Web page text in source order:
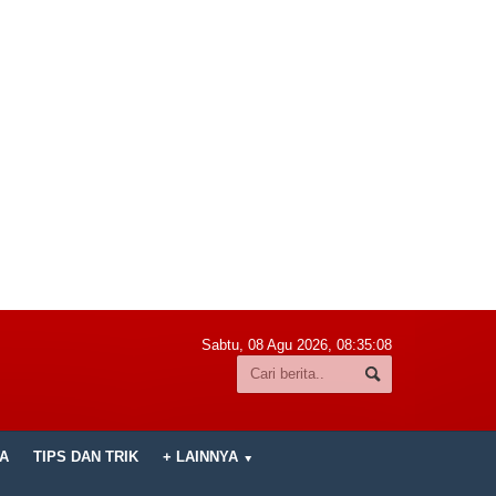
Sabtu, 08 Agu 2026, 08:35:09
TIPS DAN TRIK + LAINNYA